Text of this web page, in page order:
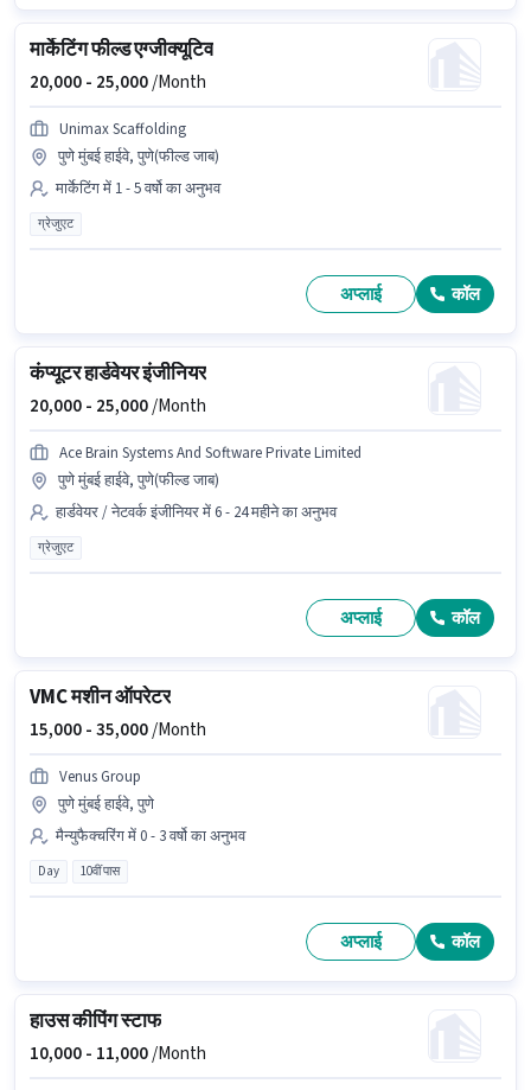
मार्केटिंग फील्ड एग्जीक्यूटिव
20,000 - 25,000/Month
Unimax Scaffolding
पुणे मुंबई हाईवे, पुणे(फील्ड जाब)
मार्केटिंग में 1 - 5 वर्षो का अनुभव
ग्रेजुएट
अप्लाई कॉल
कंप्यूटर हार्डवेयर इंजीनियर
20,000 - 25,000/Month
Ace Brain Systems And Software Private Limited
पुणे मुंबई हाईवे, पुणे(फील्ड जाब)
हार्डवेयर / नेटवर्क इंजीनियर में 6 - 24 महीने का अनुभव
ग्रेजुएट
अप्लाई कॉल
VMC मशीन ऑपरेटर
15,000 -35,000/Month
Venus Group
पुणे मुंबई हाईवे, पुणे
मैन्युफैक्चरिंग में 0 - 3 वर्षो का अनुभव
Day 10वीं पास
अप्लाई कॉल
हाउस कीपिंग स्टाफ
10,000 - 11,000/Month